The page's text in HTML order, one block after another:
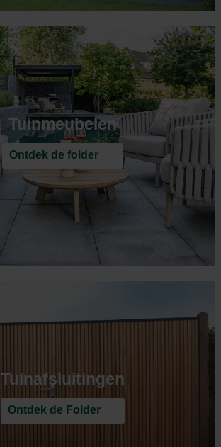
Tuinmeubelen
Ontdek de folder
Tuinafsluitingen
Ontdek de Folder